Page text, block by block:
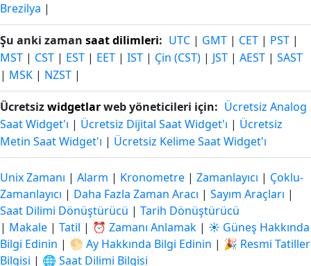
Brezilya |
Şu anki zaman saat dilimleri: UTC | GMT | CET | PST |
MST | CST | EST | EET | IST | Çin (CST) | JST | AEST | SAST
| MSK | NZST |
Ücretsizwidgetlarweb yöneticileri için: Ücretsiz Analog
Saat Widget'ı | Ücretsiz Dijital Saat Widget'ı | Ücretsiz
Metin Saat Widget'ı | Ücretsiz Kelime Saat Widget'ı
Unix Zamanı | Alarm | Kronometre | Zamanlayıcı | Çoklu-
Zamanlayıcı | Daha Fazla Zaman Aracı | Sayım Araçları |
Saat Dilimi Dönüştürücü | Tarih Dönüştürücü
| Makale | Tatil | ⏰ Zamanı Anlamak | ☀️ Güneş Hakkında
Bilgi Edinin | 🌕 Ay Hakkında Bilgi Edinin | 🎉 Resmi Tatiller
Bilgisi | 🌐 Saat Dilimi Bilgisi